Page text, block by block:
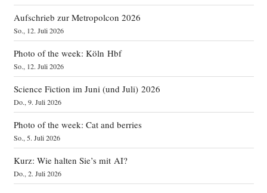
Aufschrieb zur Metropolcon 2026
So., 12. Juli 2026
Photo of the week: Köln Hbf
So., 12. Juli 2026
Science Fiction im Juni (und Juli) 2026
Do., 9. Juli 2026
Photo of the week: Cat and berries
So., 5. Juli 2026
Kurz: Wie halten Sie’s mit AI?
Do., 2. Juli 2026